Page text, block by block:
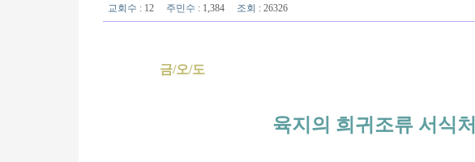
교회수 : 12 주민수 : 1,384 조회 : 26326
금/오/도
육지의 희귀조류 서식